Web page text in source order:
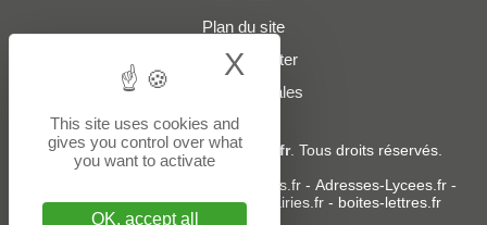
Plan du site
Nous contacter
Mentions légales
© 2021 - 2026Adresses-Lycees.fr. Tous droits réservés.
donneespubliques.fr- Adresses-Lycees.fr-
Adresses-Ecoles.fr-Adresses-Mairies.fr- boites-lettres.fr
This site uses cookies and
gives you control over what
you want to activate
OK, accept all
X Hide cookie